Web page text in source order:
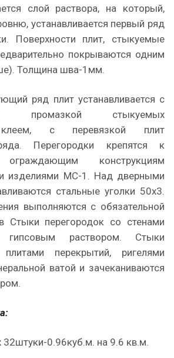
слой раствора, на который,
устанавливается первый ряд
Поверхности плит, стыкуемые
покрываются одним
Толщина шва-1мм.
ряд плит устанавливается с
промазкой стыкуемых
клеем, с перевязкой плит
Перегородки крепятся к
конструкциям
изделиями МС-1. Над дверными
стальные уголки 50х3.
выполняются с обязательной
Стыки перегородок со стенами
гипсовым раствором. Стыки
перекрытий, ригелями
ватой и зачеканиваются
0.96куб.м. на 9.6 кв.м.